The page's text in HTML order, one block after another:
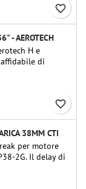
favorite_border
- AEROTECH
H e
di
favorite_border
38MM CTI
per motore
2G. Il delay di
tramite lo